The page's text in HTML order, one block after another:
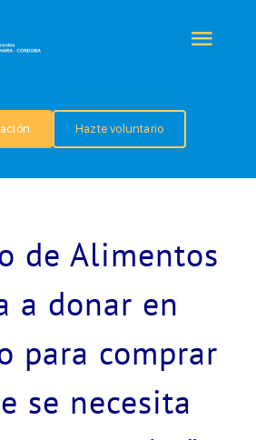
Hazte voluntario
de Alimentos
a donar en
para comprar
se necesita